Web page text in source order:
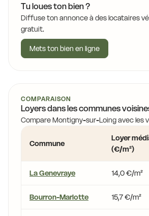
Tu loues ton bien ?
Diffuse ton annonce à des locataires
gratuit.
Mets ton bien en ligne
COMPARAISON
Loyers dans les communes
Compare Montigny-sur-Loing avec les
Commune
Loyer
(€/m²)
La Genevraye 14,0 €/m²
Bourron-Marlotte 15,7 €/m²